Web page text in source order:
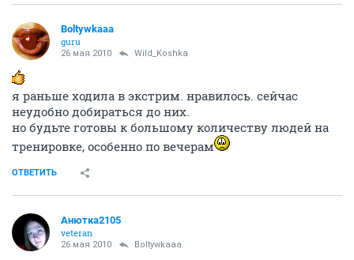
Boltywkaaa
guru
26 мая 2010 Wild_Koshka
я раньше ходила в экстрим. нравилось. сейчас
неудобно добираться до них.
но будьте готовы к большому количеству людей на
тренировке, особенно по вечерам
ОТВЕТИТЬ
Анютка2105
veteran
26 мая 2010 Boltywkaaa